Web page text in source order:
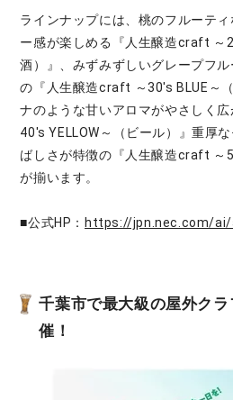
ラインナップには、桃のフルーテ
ー感が楽しめる『人生醸造craft ～
酒）』、みずみずしいグレープフ
の『人生醸造craft ～30's BLUE～
ナのような甘いアロマがやさしく
40's YELLOW～（ビール）』重厚
ばしさが特徴の『人生醸造craft ～
が揃います。
■公式HP： https://jpn.nec.com/
千葉市で最大級の屋外ク
催！